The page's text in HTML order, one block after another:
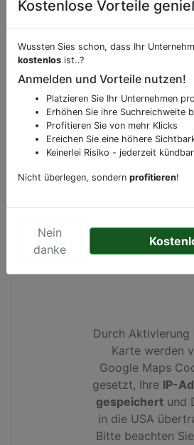
Beschreibung & Services von
Sie möchten eine
oder andere relevante
Klicken Sie bittehierum uns zu
Gerne erweitern wir Ihren
Sonderangebote odere
Ihren Wettbewerbern abheben.
KartenansichtRijksweg A2 2a
Durch Aktivierung
Karte werden
Google Maps
gesetzt, Ihre IP-
gespeichert und
in die USA
Bitte beachten
Kostenlose Vorteile
Wussten Sies schon, dass Ihr
kostenlos ist..?
Anmelden und Vorteile nutzen!
Platzieren Sie Ihr Unternehmen
Erhöhen Sie ihre Suchreichweite
Profitieren Sie von mehr Klicks
Ereichen Sie eine höhere
Keinerlei Risiko - jederzeit kündbar
Nicht überlegen, sondern profitieren!
Nein
danke